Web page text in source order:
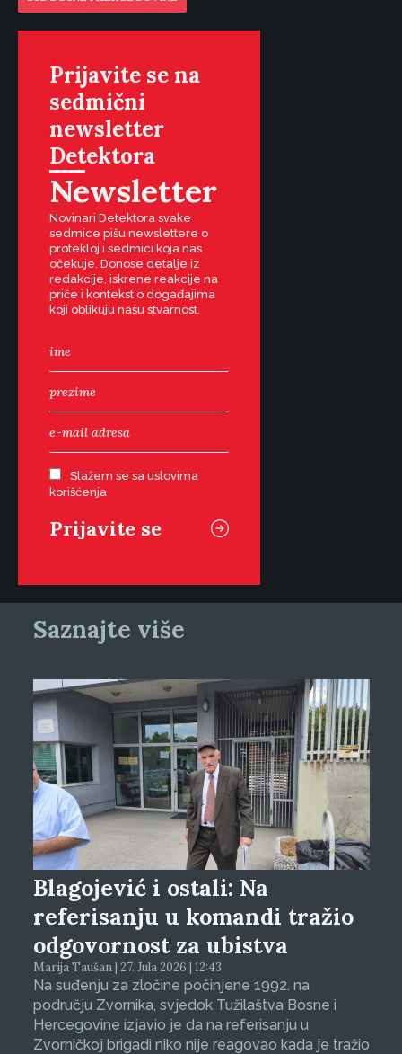
Prijavite se na
sedmični
newsletter
Detektora
Newsletter
Novinari Detektora svake
sedmice pišu newslettere o
protekloj i sedmici koja nas
očekuje. Donose detalje iz
redakcije, iskrene reakcije na
priče i kontekst o događajima
koji oblikuju našu stvarnost.
Slažem se sa uslovima
korišćenja
Saznajte više
Blagojević i ostali: Na
referisanju u komandi tražio
odgovornost za ubistva
Marija Taušan | 27. Jula 2026 | 12:43
Na suđenju za zločine počinjene 1992. na
području Zvornika, svjedok Tužilaštva Bosne i
Hercegovine izjavio je da na referisanju u
Zvorničkoj brigadi niko nije reagovao kada je tražio